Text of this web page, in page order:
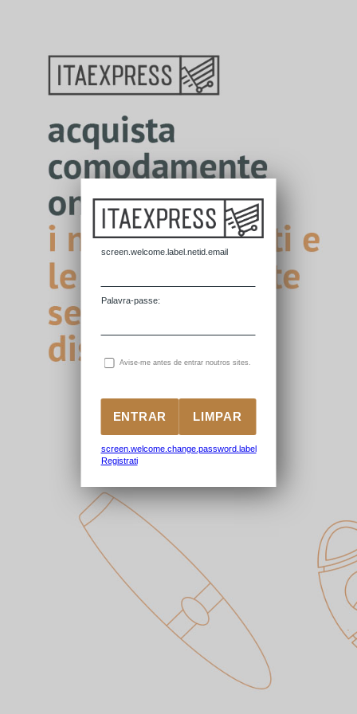
screen.welcome.label.netid.email
Palavra-passe:
Avise-me antes de entrar noutros sites.
screen.welcome.change.password.label
Registrati